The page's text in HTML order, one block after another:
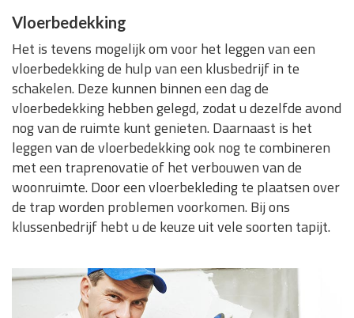
Vloerbedekking
Het is tevens mogelijk om voor het leggen van een
vloerbedekking de hulp van een klusbedrijf in te
schakelen. Deze kunnen binnen een dag de
vloerbedekking hebben gelegd, zodat u dezelfde avond
nog van de ruimte kunt genieten. Daarnaast is het
leggen van de vloerbedekking ook nog te combineren
met een traprenovatie of het verbouwen van de
woonruimte. Door een vloerbekleding te plaatsen over
de trap worden problemen voorkomen. Bij ons
klussenbedrijf hebt u de keuze uit vele soorten tapijt.